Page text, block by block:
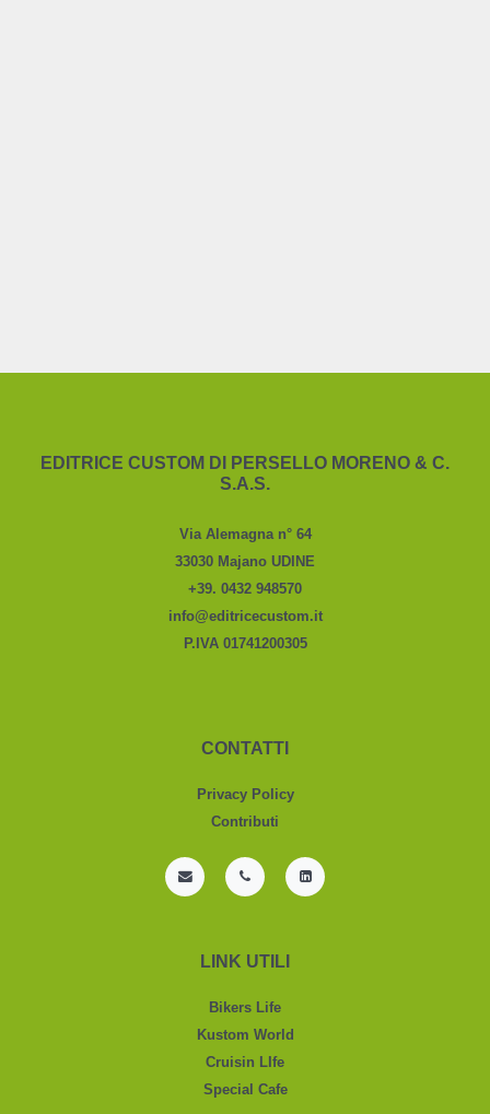
EDITRICE CUSTOM DI PERSELLO MORENO & C.
S.A.S.
Via Alemagna n° 64
33030 Majano UDINE
+39. 0432 948570
info@editricecustom.it
P.IVA 01741200305
CONTATTI
Privacy Policy
Contributi
LINK UTILI
Bikers Life
Kustom World
Cruisin LIfe
Special Cafe